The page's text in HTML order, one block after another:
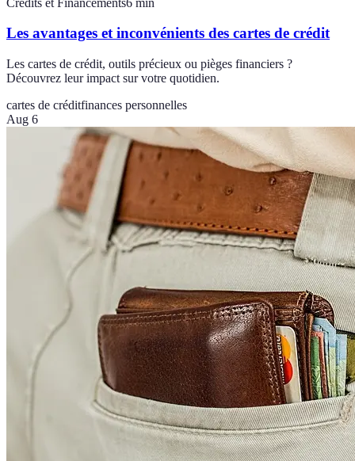
Les avantages et inconvénients des cartes de crédit
Les cartes de crédit, outils précieux ou pièges financiers ?
Découvrez leur impact sur votre quotidien.
cartes de créditfinances personnelles
Aug 6